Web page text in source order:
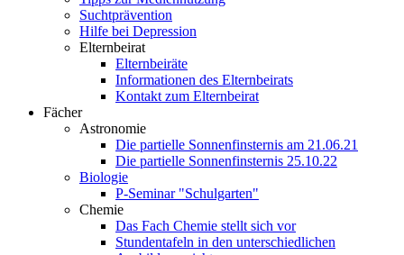
Suchtprävention
Hilfe bei Depression
Elternbeirat
Elternbeiräte
Informationen des Elternbeirats
Kontakt zum Elternbeirat
Fächer
Astronomie
Die partielle Sonnenfinsternis am 21.06.21
Die partielle Sonnenfinsternis 25.10.22
Biologie
P-Seminar "Schulgarten"
Chemie
Das Fach Chemie stellt sich vor
Stundentafeln in den unterschiedlichen